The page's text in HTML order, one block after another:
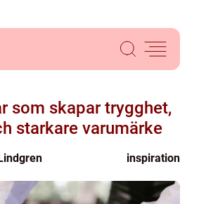
som skapar trygghet,
starkare varumärke
inspiration